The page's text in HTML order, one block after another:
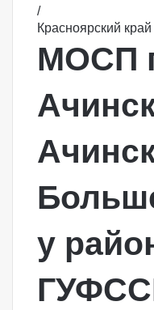
/
Красноярский край
МОСП
у